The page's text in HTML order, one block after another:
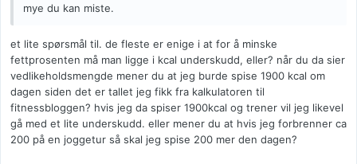
mye du kan miste.
et lite spørsmål til. de fleste er enige i at for å minske
fettprosenten må man ligge i kcal underskudd, eller? når du da sier
vedlikeholdsmengde mener du at jeg burde spise 1900 kcal om
dagen siden det er tallet jeg fikk fra kalkulatoren til
fitnessbloggen? hvis jeg da spiser 1900kcal og trener vil jeg likevel
gå med et lite underskudd. eller mener du at hvis jeg forbrenner ca
200 på en joggetur så skal jeg spise 200 mer den dagen?